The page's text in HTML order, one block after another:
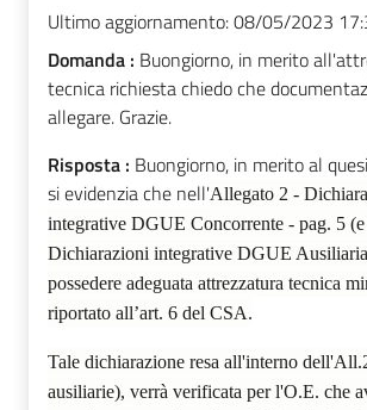
Ultimo aggiornamento:08/05/2023
Domanda : Buongiorno, in merito
tecnica richiesta chiedo che
allegare. Grazie.
Risposta : Buongiorno, in merito al
si evidenzia che nell'Allegato 2 -
integrative DGUE Concorrente - pag. 5
Dichiarazioni integrative DGUE
possedere adeguata attrezzatura tecnica
riportato all’art. 6 del CSA.
Tale dichiarazione resa all'interno
ausiliarie), verrà verificata per l'O.E. che